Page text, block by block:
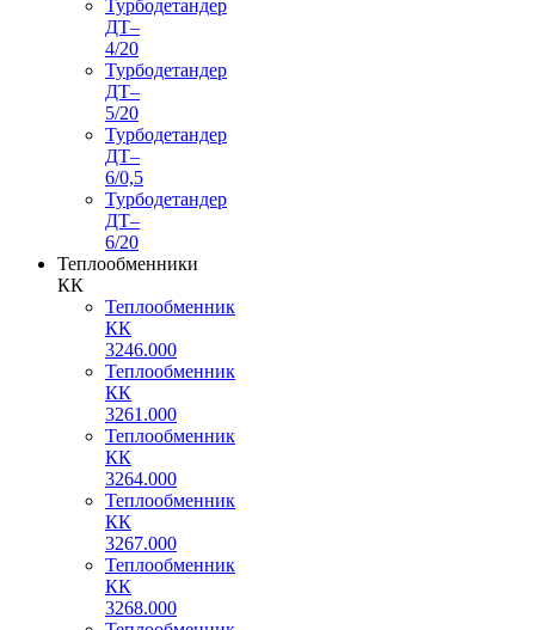
Турбодетандер
ДТ–
4/20
Турбодетандер
ДТ–
5/20
Турбодетандер
ДТ–
6/0,5
Турбодетандер
ДТ–
6/20
Теплообменники
КК
Теплообменник
КК
3246.000
Теплообменник
КК
3261.000
Теплообменник
КК
3264.000
Теплообменник
КК
3267.000
Теплообменник
КК
3268.000